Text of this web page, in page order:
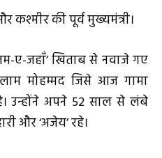
कश्मीर की पूर्व मुख्यमंत्री।
ए-जहाँ’ खिताब से नवाजे गए
मोहम्मद जिसे आज गामा
उन्होंने अपने 52 साल से लंबे
और ‘अजेय’ रहे।